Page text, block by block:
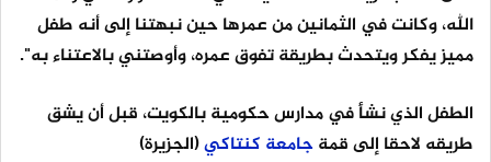
الله، وكانت في الثمانين من عمرها حين نبهتنا إلى أنه طفل
مميز يفكر ويتحدث بطريقة تفوق عمره، وأوصتني بالاعتناء به".
⁩الطفل الذي نشأ في مدارس حكومية بالكويت، قبل أن يشق
طريقه لاحقا إلى قمةجامعة كنتاكي(الجزيرة)